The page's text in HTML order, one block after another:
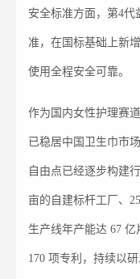
安全标准方面，第4
准，在国标基础上新
使用全程安全可靠。
作为国内女性护理赛
已稳居中国卫生巾市
自由点已经逐步构建
亩的自建标杆工厂、
生产线年产能达 67
170 项专利，持续以